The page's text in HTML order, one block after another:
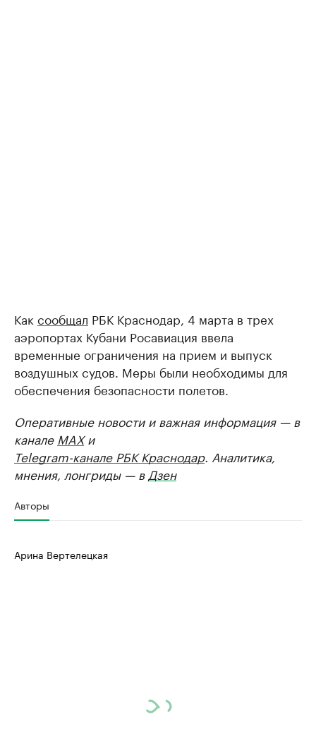
Как сообщал РБК Краснодар, 4 марта в трех
аэропортах Кубани Росавиация ввела
временные ограничения на прием и выпуск
воздушных судов. Меры были необходимы для
обеспечения безопасности полетов.
Оперативные новости и важная информация — в
канале MAXи
Telegram-канале РБК Краснодар. Аналитика,
мнения, лонгриды — в Дзен
Авторы
Арина Вертелецкая